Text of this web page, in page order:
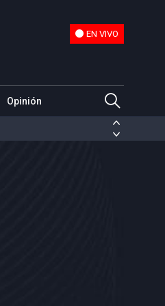
EN VIVO
Opinión